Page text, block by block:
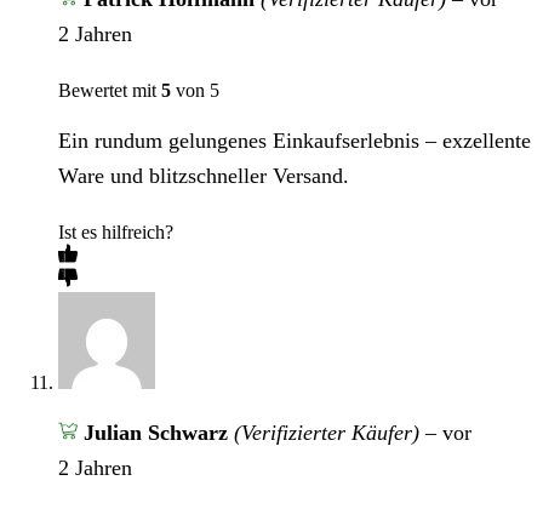
2 Jahren
Bewertet mit 5 von 5
Ein rundum gelungenes Einkaufserlebnis – exzellente
Ware und blitzschneller Versand.
Ist es hilfreich?
Julian Schwarz (Verifizierter Käufer) – vor
2 Jahren